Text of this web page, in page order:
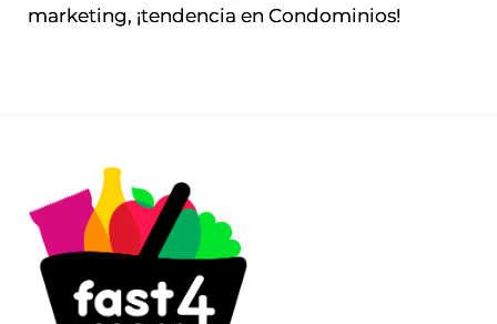
marketing, ¡tendencia en Condominios!